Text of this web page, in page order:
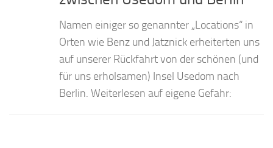
Namen einiger so genannter „Locations“ in
Orten wie Benz und Jatznick erheiterten uns
auf unserer Rückfahrt von der schönen (und
für uns erholsamen) Insel Usedom nach
Berlin. Weiterlesen auf eigene Gefahr: